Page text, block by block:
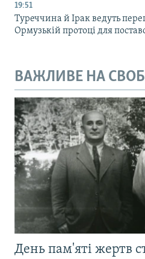
19:51
Туреччина й Ірак ведуть
Ормузькій протоці для
ВАЖЛИВЕ НА
День пам'яті жертв